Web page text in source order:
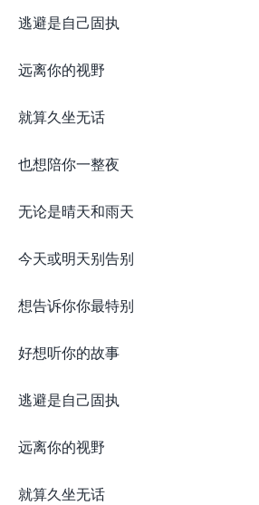
逃避是自己固执
远离你的视野
就算久坐无话
也想陪你一整夜
无论是晴天和雨天
今天或明天别告别
想告诉你你最特别
好想听你的故事
逃避是自己固执
远离你的视野
就算久坐无话